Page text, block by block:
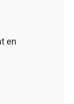
en